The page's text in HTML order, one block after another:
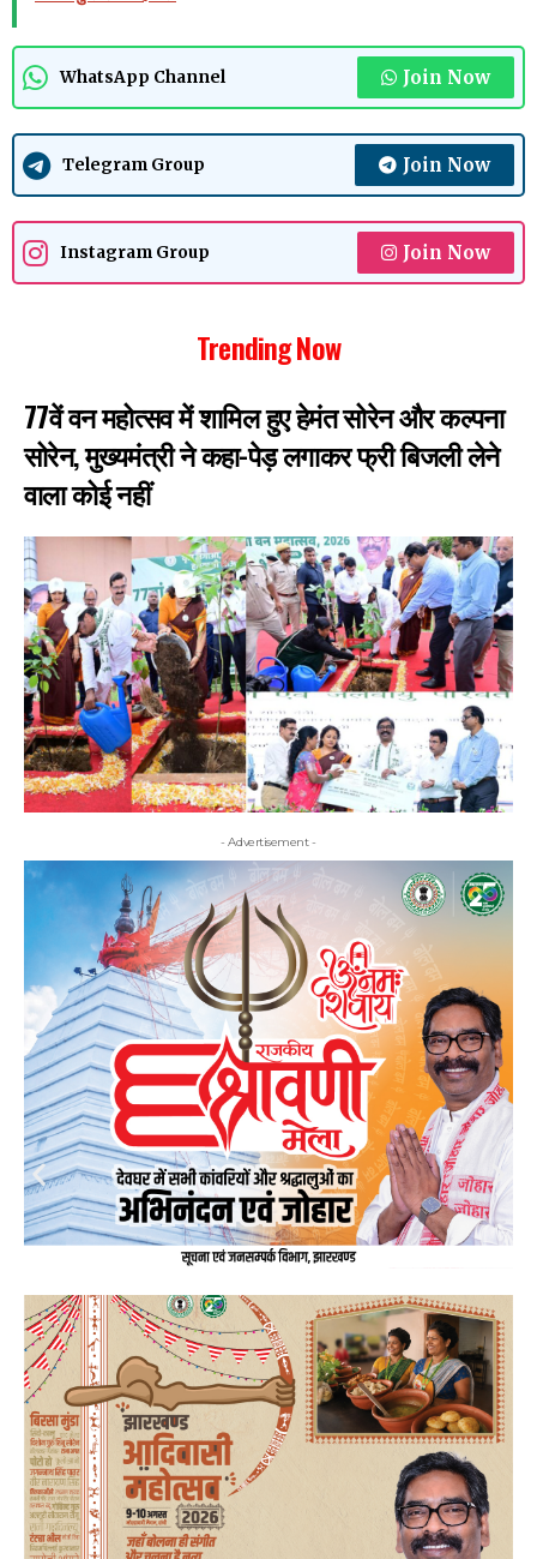
WhatsApp Channel Join Now
Telegram Group Join Now
Instagram Group Join Now
Trending Now
77वें वन महोत्सव में शामिल हुए हेमंत सोरेन और कल्पना
सोरेन, मुख्यमंत्री ने कहा-पेड़ लगाकर फ्री बिजली लेने
वाला कोई नहीं
- Advertisement -